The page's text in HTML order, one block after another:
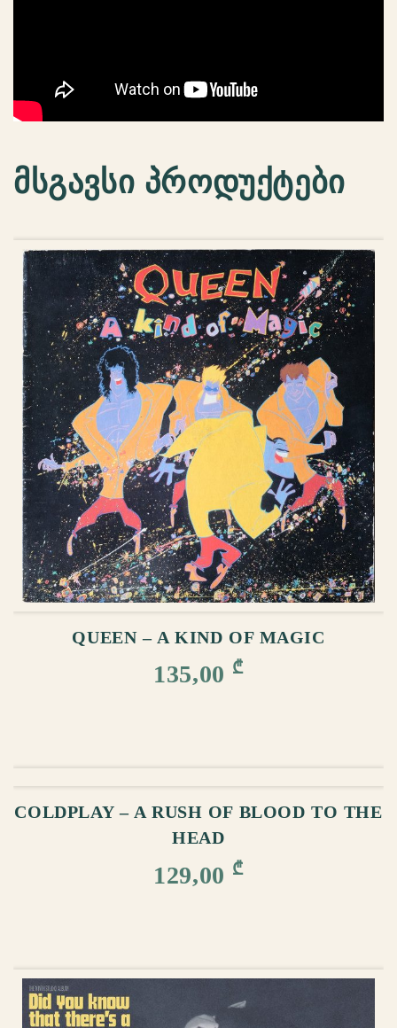
მსგავსი პროდუქტები
ᲙᲐᲚᲐᲗᲐᲨᲘ ᲓᲐᲛᲐᲢᲔᲑᲐ
QUEEN – A KIND OF MAGIC
135,00 ₾
COLDPLAY – A RUSH OF BLOOD TO THE
HEAD
129,00 ₾